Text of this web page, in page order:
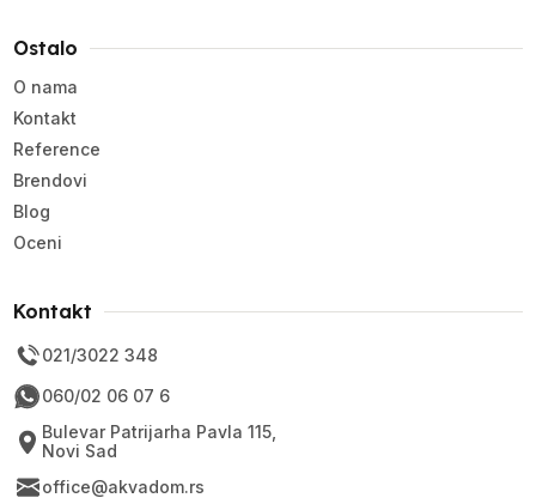
Ostalo
O nama
Kontakt
Reference
Brendovi
Blog
Oceni
Kontakt
021/3022 348
060/02 06 07 6
Bulevar Patrijarha Pavla 115,
Novi Sad
office@akvadom.rs